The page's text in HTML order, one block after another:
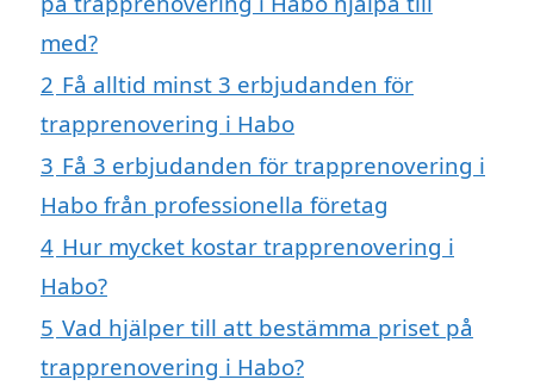
med?
2 Få alltid minst 3 erbjudanden för
trapprenovering i Habo
3 Få 3 erbjudanden för trapprenovering i
Habo från professionella företag
4 Hur mycket kostar trapprenovering i
Habo?
5 Vad hjälper till att bestämma priset på
trapprenovering i Habo?